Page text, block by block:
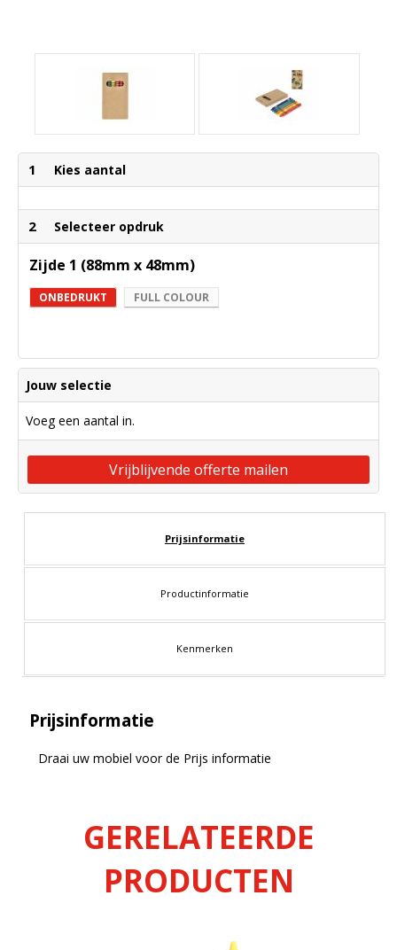
1 Kies aantal
2 Selecteer opdruk
Zijde 1 (88mm x 48mm)
ONBEDRUKT FULL COLOUR
Jouw selectie
Voeg een aantal in.
Vrijblijvende offerte mailen
Prijsinformatie
Productinformatie
Kenmerken
Prijsinformatie
Draai uw mobiel voor de Prijs informatie
GERELATEERDE
PRODUCTEN